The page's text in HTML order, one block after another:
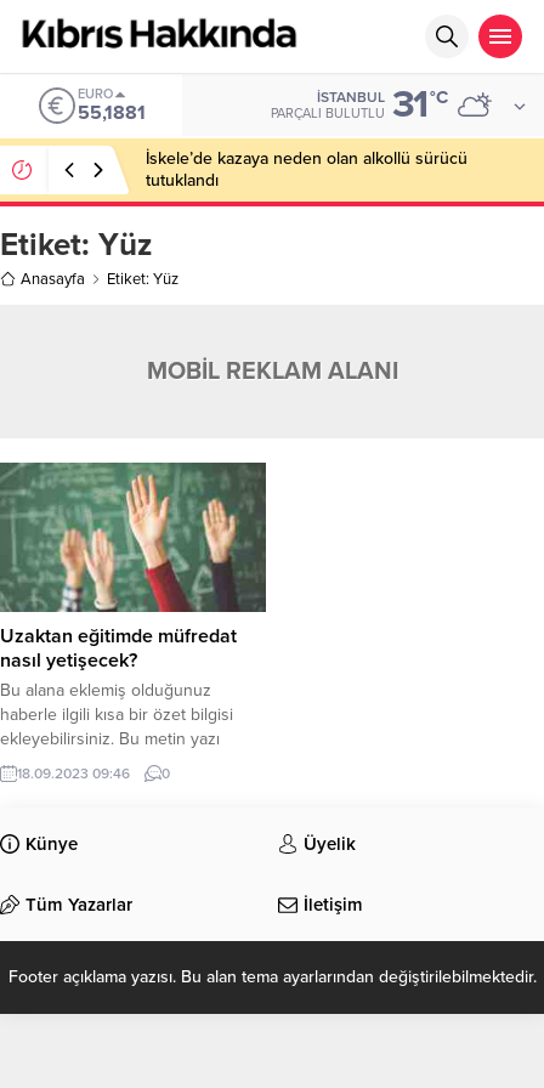
EURO
55,1881
İSTANBUL
PARÇALI BULUTLU 31°C
İskele’de kazaya neden olan alkollü sürücü
tutuklandı
Etiket: Yüz
Anasayfa Etiket: Yüz
MOBİL REKLAM ALANI
Uzaktan eğitimde müfredat
nasıl yetişecek?
Bu alana eklemiş olduğunuz
haberle ilgili kısa bir özet bilgisi
ekleyebilirsiniz. Bu metin yazı
düzenleme sayfasında “Özet”
bölümünden eklenebilir. Özet
olarak bu şekilde gösterilir,
eklenmemişse bu alan boş kalır.
18.09.2023 09:46 0
Künye Üyelik
Tüm Yazarlar İletişim
Footer açıklama yazısı. Bu alan tema ayarlarından değiştirilebilmektedir.